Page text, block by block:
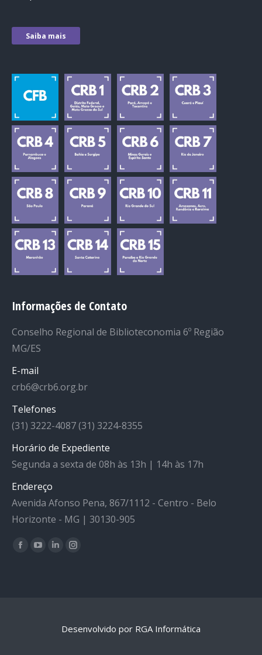
Saiba mais
Informações de Contato
Conselho Regional de Biblioteconomia 6º Região
MG/ES
E-mail
crb6@crb6.org.br
Telefones
(31) 3222-4087 (31) 3224-8355
Horário de Expediente
Segunda a sexta de 08h às 13h | 14h às 17h
Endereço
Avenida Afonso Pena, 867/1112 - Centro - Belo
Horizonte - MG | 30130-905
Facebook
YouTube
LinkedinInstagram
Desenvolvido por RGA Informática